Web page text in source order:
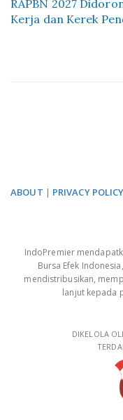
RAPBN 2027
Kerja dan Kerek
ABOUT | PRIVACY POLICY
IndoPremier
Bursa Efek
mendistribusikan,
lanjut kepada
DIKELOLA